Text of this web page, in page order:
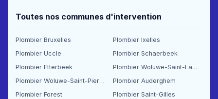
Toutes nos communes d'intervention
Plombier Bruxelles
Plombier Ixelles
Plombier Uccle
Plombier Schaerbeek
Plombier Etterbeek
Plombier Woluwe-Saint-Lambert
Plombier Woluwe-Saint-Pierre
Plombier Auderghem
Plombier Forest
Plombier Saint-Gilles